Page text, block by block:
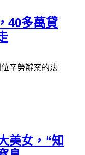
40多萬貸
辛勞辦案的法
美女，“知